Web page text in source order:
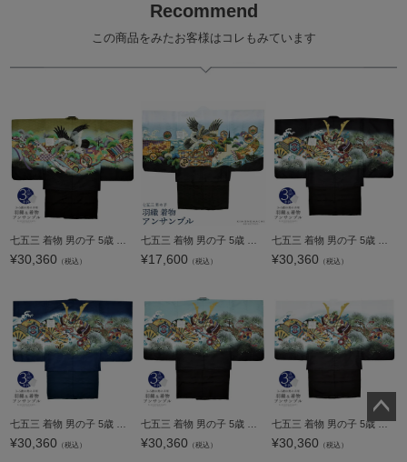
Recommend
この商品をみたお客様はコレもみています
七五三 着物 男の子 5歳 羽織・着物アンサンブル 「抹茶色 鷹、蔓帯」 5歳向け 対応身長110cm～120cm前後 着物セット 5才 男児用 五歳着物セット 子供着物 五才のお祝い着 【メール便不可】
¥30,360 （税込）
七五三 着物 男の子 5歳 羽織・着物アンサンブル 「鷹 羽織白系」 5歳向け 対応身長110cm～120cm前後 着物セット 足袋プレゼント15～21cm レトロ着物セット 5才 男児用 五歳着物セット 子供着物 五才のお祝い着 【
¥17,600 （税込）
七五三 着物 男の子 5歳 羽織・着物アンサンブル 「黒 兜に片輪車」 5歳向け 対応身長110cm～120cm前後 着物セット 5才 男児用 五歳着物セット 子供着物 五才のお祝い着 【メール便不可】
¥30,360 （税込）
¥30,360 （税込） ¥30,360 （税込）
七五三 着物 男の子 5歳 羽織・着物アンサンブル 「白 兜に片輪車」 5歳向け 対応身長110cm～120cm前後 着物セット 5才 男児用 五歳着物セット 子供着物 五才のお祝い着 【メール便不可】
¥30,360 （税込）
ペー